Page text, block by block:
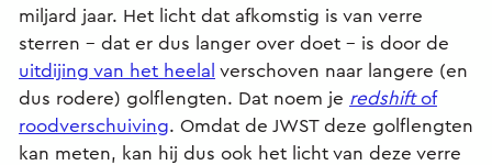
miljard jaar. Het licht dat afkomstig is van verre
sterren – dat er dus langer over doet – is door de
uitdijing van het heelal verschoven naar langere (en
dus rodere) golflengten. Dat noem je redshiftof
roodverschuiving. Omdat de JWST deze golflengten
kan meten, kan hij dus ook het licht van deze verre